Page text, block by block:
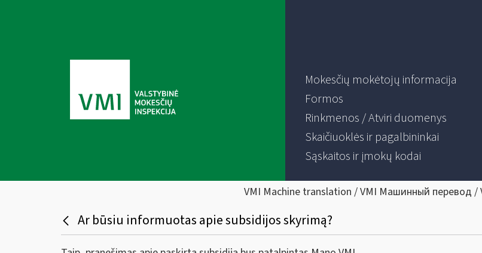
Mokesčių mokėtojų informacija
Formos
Rinkmenos / Atviri duomenys
Skaičiuoklės ir pagalbininkai
Sąskaitos ir įmokų kodai
VMI Machine translation / VMI Машинный перевод
Ar būsiu informuotas apie subsidijos skyrimą?